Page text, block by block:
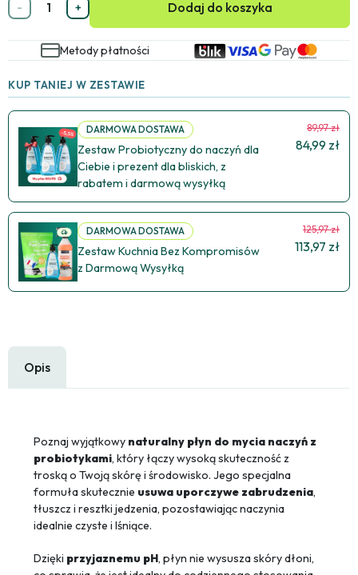
- + Dodaj do koszyka
Metody płatności
KUP TANIEJ W ZESTAWIE
DARMOWA DOSTAWA
Zestaw Probiotyczny do naczyń dla
Ciebie i prezent dla bliskich, z
rabatem i darmową wysyłką
89,97 zł
84,99 zł
DARMOWA DOSTAWA
Zestaw Kuchnia Bez Kompromisów
z Darmową Wysyłką
125,97 zł
113,97 zł
Opis
Poznaj wyjątkowy naturalny płyn do mycia naczyń z
probiotykami, który łączy wysoką skuteczność z
troską o Twoją skórę i środowisko. Jego specjalna
formuła skutecznie usuwa uporczywe zabrudzenia,
tłuszcz i resztki jedzenia, pozostawiając naczynia
idealnie czyste i lśniące.
Dzięki przyjaznemu pH, płyn nie wysusza skóry dłoni,